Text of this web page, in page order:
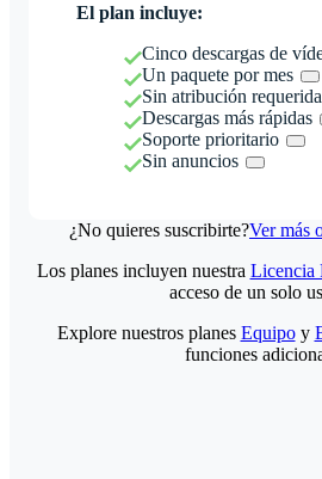
El plan incluye:
Cinco descargas de
Un paquete por mes
Sin atribución requerida
Descargas más rápidas
Soporte prioritario
Sin anuncios
¿No quieres suscribirte?Ver más
Los planes incluyen nuestra Licencia
acceso de un solo
Explore nuestros planes Equipoy
funciones